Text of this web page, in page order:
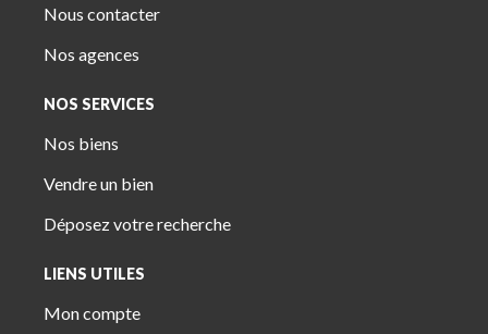
Nous contacter
Nos agences
NOS SERVICES
Nos biens
Vendre un bien
Déposez votre recherche
LIENS UTILES
Mon compte